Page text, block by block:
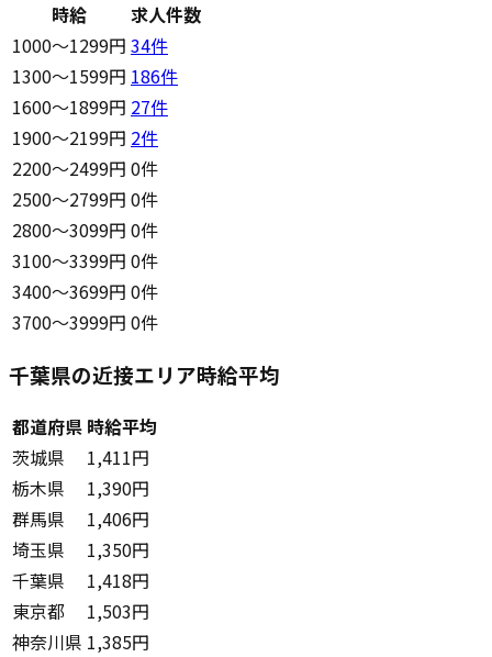
時給
求人件数
1000〜1299円 34件
1300〜1599円 186件
1600〜1899円 27件
1900〜2199円 2件
2200〜2499円 0件
2500〜2799円 0件
2800〜3099円 0件
3100〜3399円 0件
3400〜3699円 0件
3700〜3999円 0件
千葉県の近接エリア時給平均
都道府県 時給平均
茨城県
1,411円
栃木県
1,390円
群馬県
1,406円
埼玉県
1,350円
千葉県
1,418円
東京都
1,503円
神奈川県 1,385円